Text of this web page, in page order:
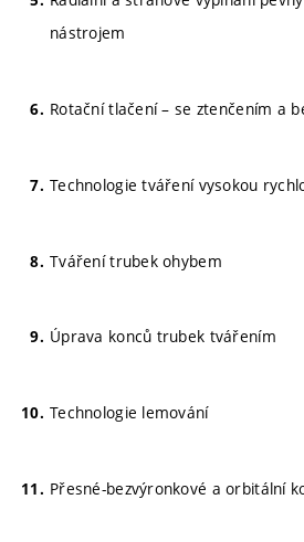
nástrojem
Rotační tlačení – se ztenčením a
Technologie tváření vysokou
Tváření trubek ohybem
Úprava konců trubek tvářením
Technologie lemování
Přesné-bezvýronkové a orbitální